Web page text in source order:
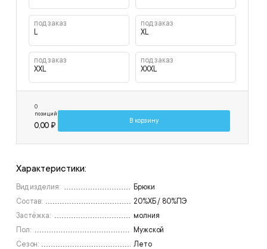
под заказ
L
под заказ
XL
под заказ
XXL
под заказ
XXXL
0
позиций
0,00 ₽
В корзину
Характеристики:
Вид изделия:
Брюки
Состав:
20%ХБ / 80%ПЭ
Застёжка:
молния
Пол:
Мужской
Сезон:
Лето